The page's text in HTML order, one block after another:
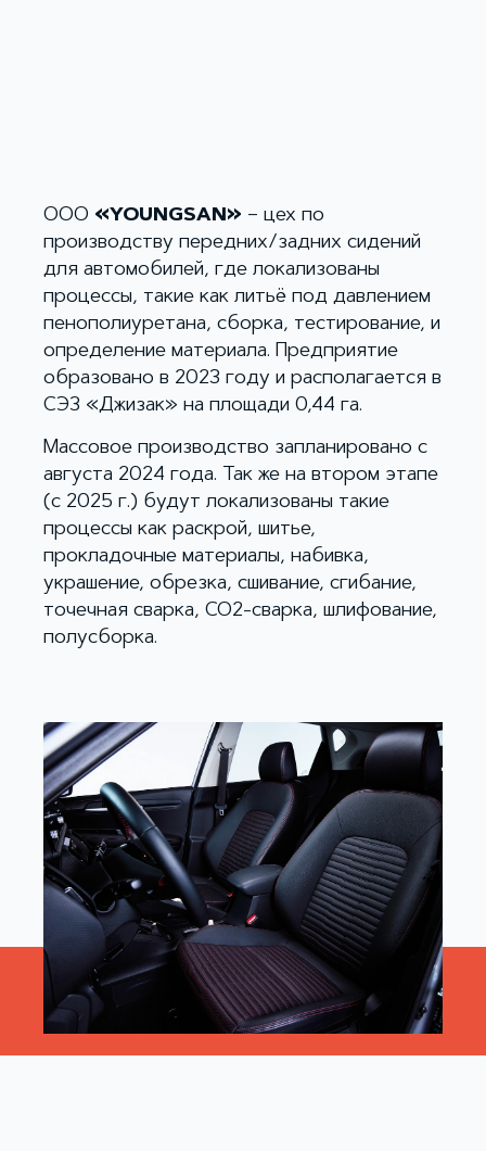
ООО «YOUNGSAN» – цех по
производству передних/задних сидений
для автомобилей, где локализованы
процессы, такие как литьё под давлением
пенополиуретана, сборка, тестирование, и
определение материала. Предприятие
образовано в 2023 году и располагается в
СЭЗ «Джизак» на площади 0,44 га.
Массовое производство запланировано с
августа 2024 года. Так же на втором этапе
(c 2025 г.) будут локализованы такие
процессы как раскрой, шитье,
прокладочные материалы, набивка,
украшение, обрезка, сшивание, сгибание,
точечная сварка, CO2-сварка, шлифование,
полусборка.